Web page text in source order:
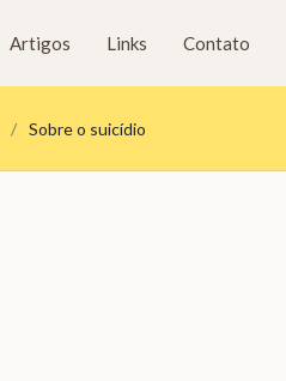
Artigos Links Contato
Sobre o suicídio